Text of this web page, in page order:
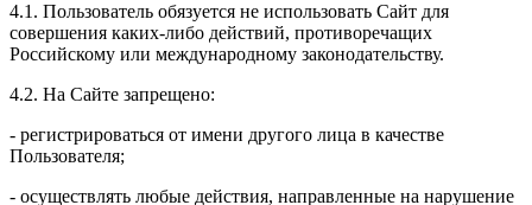
4.1. Пользователь обязуется не использовать Сайт для
совершения каких-либо действий, противоречащих
Российскому или международному законодательству.
4.2. На Сайте запрещено:
- регистрироваться от имени другого лица в качестве
Пользователя;
- осуществлять любые действия, направленные на нарушение